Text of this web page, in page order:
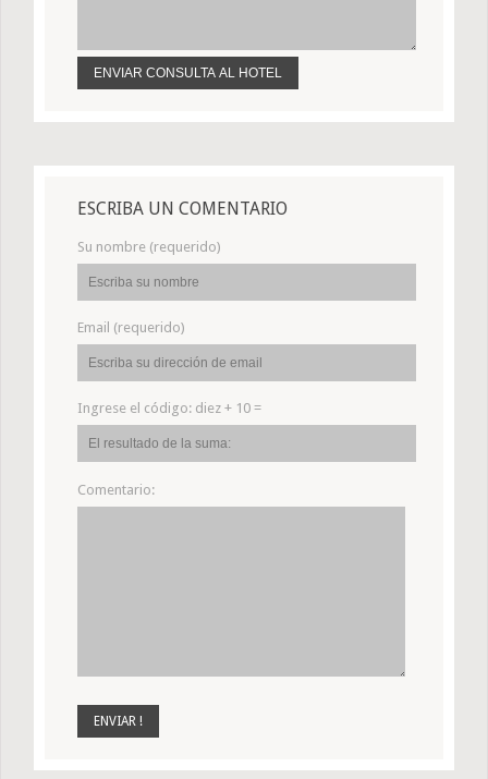
ESCRIBA UN COMENTARIO
Su nombre (requerido)
Email (requerido)
Ingrese el código: diez + 10 =
Comentario: